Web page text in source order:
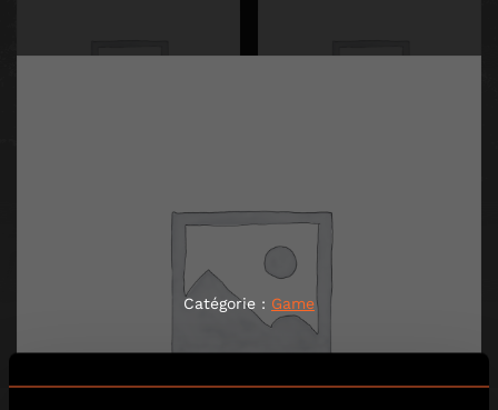
Catégorie : Game
THE WOLF OF MALZEVLILE
AJOUTER AU PANIER
LE LOUP DE MALZÉVILLE
AJOUTER AU PANIER